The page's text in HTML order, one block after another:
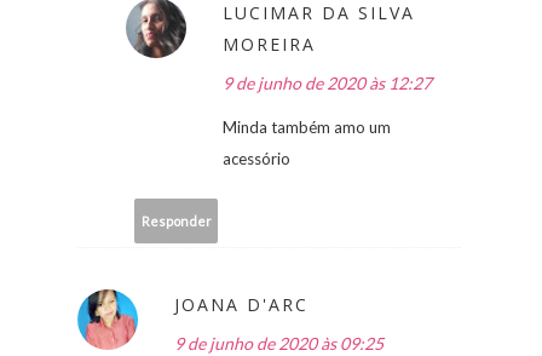
LUCIMAR DA SILVA
MOREIRA
9 de junho de 2020 às 12:27
Minda também amo um
acessório
Responder
JOANA D'ARC
9 de junho de 2020 às 09:25